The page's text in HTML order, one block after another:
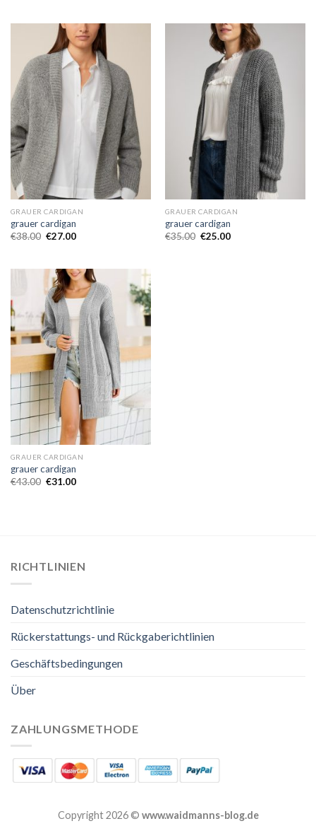
GRAUER CARDIGAN
grauer cardigan
€38.00 €27.00
GRAUER CARDIGAN
grauer cardigan
€35.00 €25.00
GRAUER CARDIGAN
grauer cardigan
€43.00 €31.00
RICHTLINIEN
Datenschutzrichtlinie
Rückerstattungs- und Rückgaberichtlinien
Geschäftsbedingungen
Über
ZAHLUNGSMETHODE
Copyright 2026 © www.waidmanns-blog.de